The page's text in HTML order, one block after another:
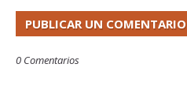
PUBLICAR UN COMENTARIO
0 Comentarios